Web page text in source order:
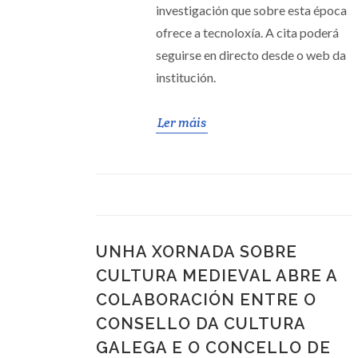
investigación que sobre esta época
ofrece a tecnoloxía. A cita poderá
seguirse en directo desde o web da
institución.
Ler máis
UNHA XORNADA SOBRE
CULTURA MEDIEVAL ABRE A
COLABORACIÓN ENTRE O
CONSELLO DA CULTURA
GALEGA E O CONCELLO DE